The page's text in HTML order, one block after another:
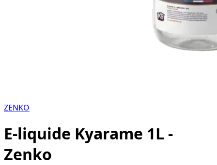
ZENKO
E-liquide Kyarame 1L -
Zenko